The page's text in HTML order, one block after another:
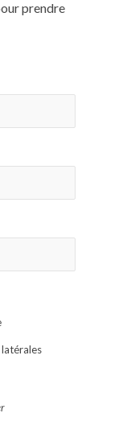
prendre
latérales